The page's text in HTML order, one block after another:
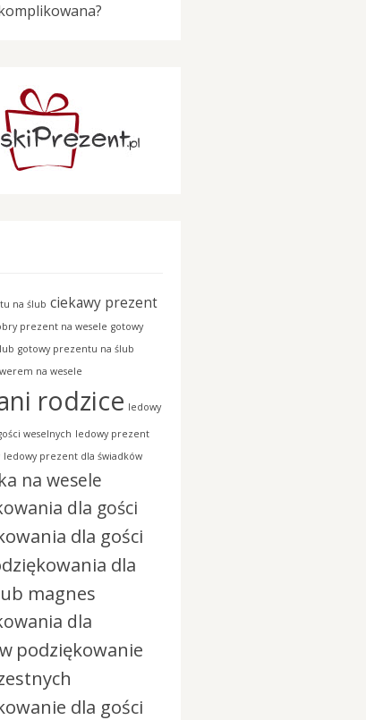
na ślub ciekawy prezent
prezent na wesele gotowy
gotowy prezentu na ślub
na wesele
rodzice ledowy
weselnych ledowy prezent
ledowy prezent dla świadków
na wesele
dla gości
dla gości
dla
magnes
dla
podziękowanie
dla gości